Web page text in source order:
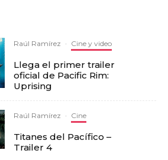
Raúl Ramírez · Cine y video
Llega el primer trailer
oficial de Pacific Rim:
Uprising
Raúl Ramírez · Cine
Titanes del Pacífico –
Trailer 4